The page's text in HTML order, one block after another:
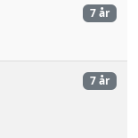
7 år
7 år